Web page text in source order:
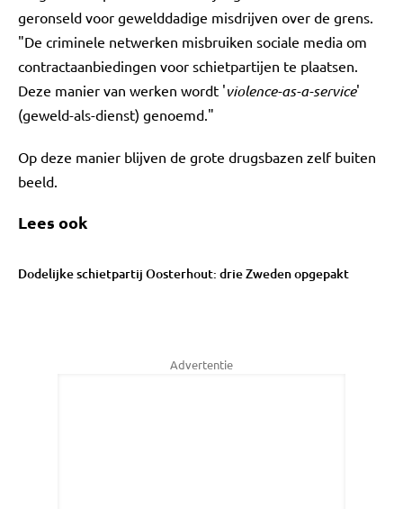
geronseld voor gewelddadige misdrijven over de grens.
"De criminele netwerken misbruiken sociale media om
contractaanbiedingen voor schietpartijen te plaatsen.
Deze manier van werken wordt 'violence-as-a-service'
(geweld-als-dienst) genoemd."
Op deze manier blijven de grote drugsbazen zelf buiten
beeld.
Lees ook
Dodelijke schietpartij Oosterhout: drie Zweden opgepakt
Advertentie